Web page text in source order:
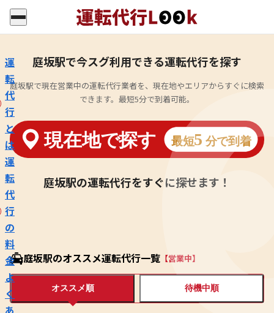
運
転
代
行
と
は
運
転
代
行
の
料
金
よ
く
あ
庭坂駅で今スグ利用できる運転代行を探す
庭坂駅で現在営業中の運転代行業者を、現在地やエリアからすぐに検索
できます。最短5分で到着可能。
庭坂駅の運転代行をすぐに探せます！
庭坂駅のオススメ運転代行一覧 【営業中】
オススメ順 待機中順